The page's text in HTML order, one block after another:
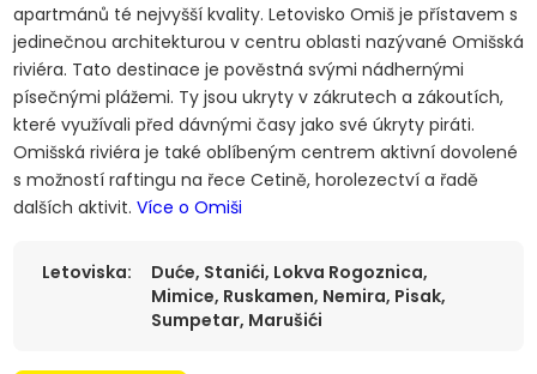
apartmánů té nejvyšší kvality. Letovisko Omiš je přístavem s
jedinečnou architekturou v centru oblasti nazývané Omišská
riviéra. Tato destinace je pověstná svými nádhernými
písečnými plážemi. Ty jsou ukryty v zákrutech a zákoutích,
které využívali před dávnými časy jako své úkryty piráti.
Omišská riviéra je také oblíbeným centrem aktivní dovolené
s možností raftingu na řece Cetině, horolezectví a řadě
dalších aktivit. Více o Omiši
Letoviska:
Duće, Stanići, Lokva Rogoznica,
Mimice, Ruskamen, Nemira, Pisak,
Sumpetar, Marušići